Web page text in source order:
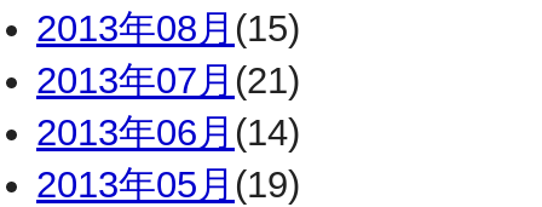
2013年08月 (15)
2013年07月 (21)
2013年06月 (14)
2013年05月 (19)